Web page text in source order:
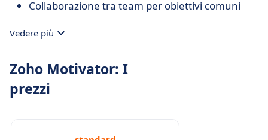
Collaborazione tra team per obiettivi comuni
Vedere più
Zoho Motivator: I
prezzi